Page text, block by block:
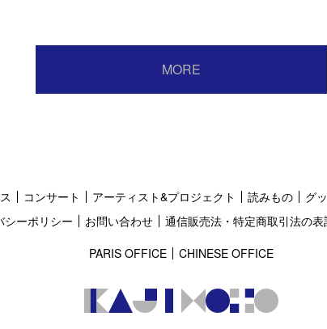
MORE
コンサート アーティスト&プロジェクト 読みもの グ
シーポリシー
お問い合わせ
通信販売法・特定商取引法の
PARIS OFFICE
CHINESE OFFICE